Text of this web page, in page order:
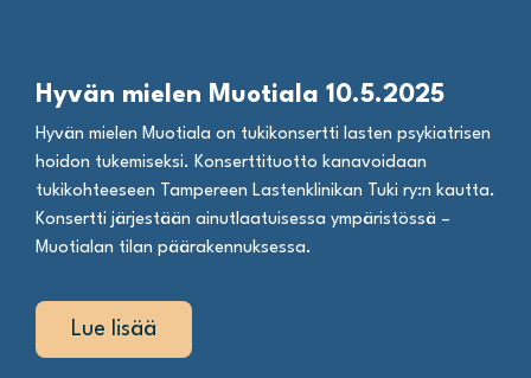
Hyvän mielen Muotiala 10.5.2025
Hyvän mielen Muotiala on tukikonsertti lasten psykiatrisen
hoidon tukemiseksi. Konserttituotto kanavoidaan
tukikohteeseen Tampereen Lastenklinikan Tuki ry:n kautta.
Konsertti järjestään ainutlaatuisessa ympäristössä –
Muotialan tilan päärakennuksessa.
Lue lisää